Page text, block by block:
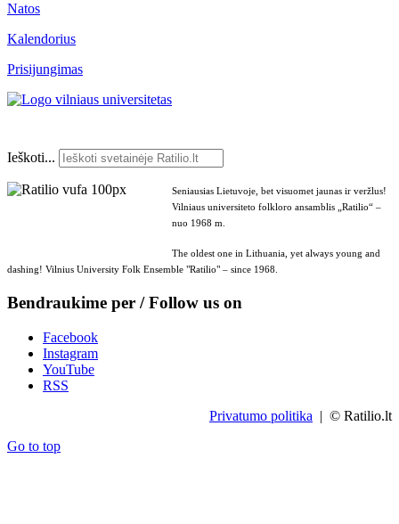
Natos
Kalendorius
Prisijungimas
Ieškoti...
Seniausias Lietuvoje, bet visuomet jaunas ir veržlus!
Vilniaus universiteto folkloro ansamblis „Ratilio“ –
nuo 1968 m.
The oldest one in Lithuania, yet always young and
dashing! Vilnius University Folk Ensemble "Ratilio" – since 1968.
Bendraukime per / Follow us on
Facebook
Instagram
YouTube
RSS
Privatumo politika | © Ratilio.lt
Go to top